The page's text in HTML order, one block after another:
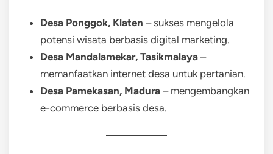
Desa Ponggok, Klaten – sukses mengelola
potensi wisata berbasis digital marketing.
Desa Mandalamekar, Tasikmalaya –
memanfaatkan internet desa untuk pertanian.
Desa Pamekasan, Madura – mengembangkan
e-commerce berbasis desa.